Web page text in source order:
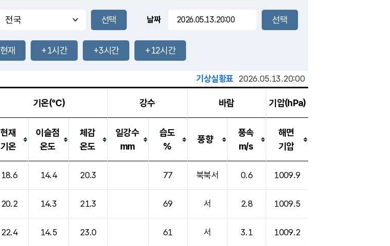
-mm
-mm
장호원
27.7
℃
31.5℃
0.0m/s
-mm
-mm
날짜
현재 +1시간 +3시간 +12시간
기상실황표 2026.05.13.20:00
기온(℃) 강수 바람 기압(hPa)
현재
기온
이슬점
온도
체감
온도
일강수
mm
습도
%
풍향
풍속
m/s
해면
기압
18.6 14.4 20.3 77 북북서 0.6 1009.9
20.2 14.3 21.3 69 서 2.8 1009.5
22.4 14.5 23.0 61 서 3.1 1009.2